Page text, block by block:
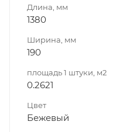
Длина, мм
1380
Ширина, мм
190
площадь 1 штуки, м2
0.2621
Цвет
Бежевый